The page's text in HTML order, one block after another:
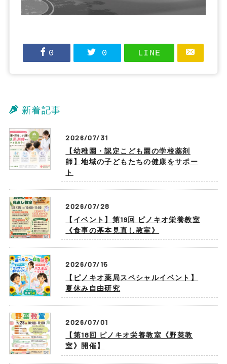
0 0 LINE
新着記事
2026/07/31
【幼稚園・認定こども園の学校薬剤
師】地域の子どもたちの健康をサポー
ト
2026/07/28
【イベント】第19回 ピノキオ栄養教室
《食事の基本見直し教室》
2026/07/15
【ピノキオ薬局スペシャルイベント】
夏休み自由研究
2026/07/01
【第18回 ピノキオ栄養教室《野菜教
室》開催】